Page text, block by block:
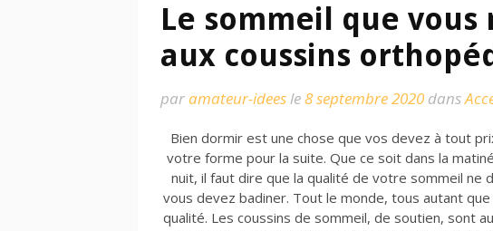
Le sommeil que vous
aux coussins
paramateur-ideesle8 septembre 2020 dans
Bien dormir est une chose que vos devez à tout
votre forme pour la suite. Que ce soit dans la
nuit, il faut dire que la qualité de votre sommeil ne
vous devez badiner. Tout le monde, tous autant
qualité. Les coussins de sommeil, de soutien, sont